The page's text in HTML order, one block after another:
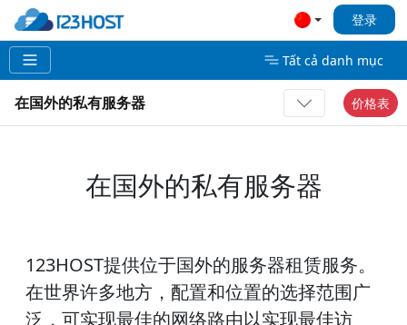
登录
Tất cả danh mục
在国外的私有服务器 价格表
在国外的私有服务器
123HOST提供位于国外的服务器租赁服务。
在世界许多地方，配置和位置的选择范围广
泛，可实现最佳的网络路由以实现最佳访